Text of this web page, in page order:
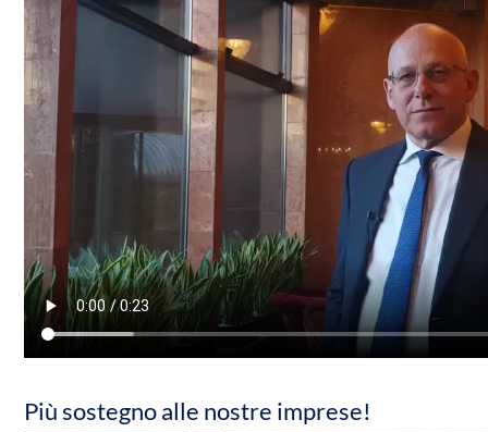
Più sostegno alle nostre imprese!